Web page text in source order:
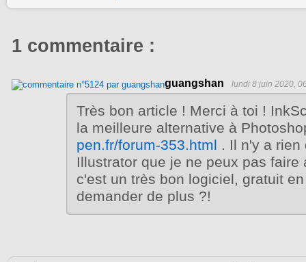
1 commentaire :
guangshan lundi 8 juin 2020,
Très bon article ! Merci à toi !
la meilleure alternative à
pen.fr/forum-353.html . Il n'y a
Illustrator que je ne peux pas faire
c'est un très bon logiciel, gratuit
demander de plus ?!